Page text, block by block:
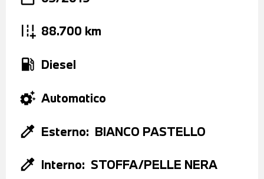
add_road 88.700 km
local_gas_station Diesel
settings_suggest Automatico
colorize Esterno: BIANCO PASTELLO
colorize Interno: STOFFA/PELLE NERA